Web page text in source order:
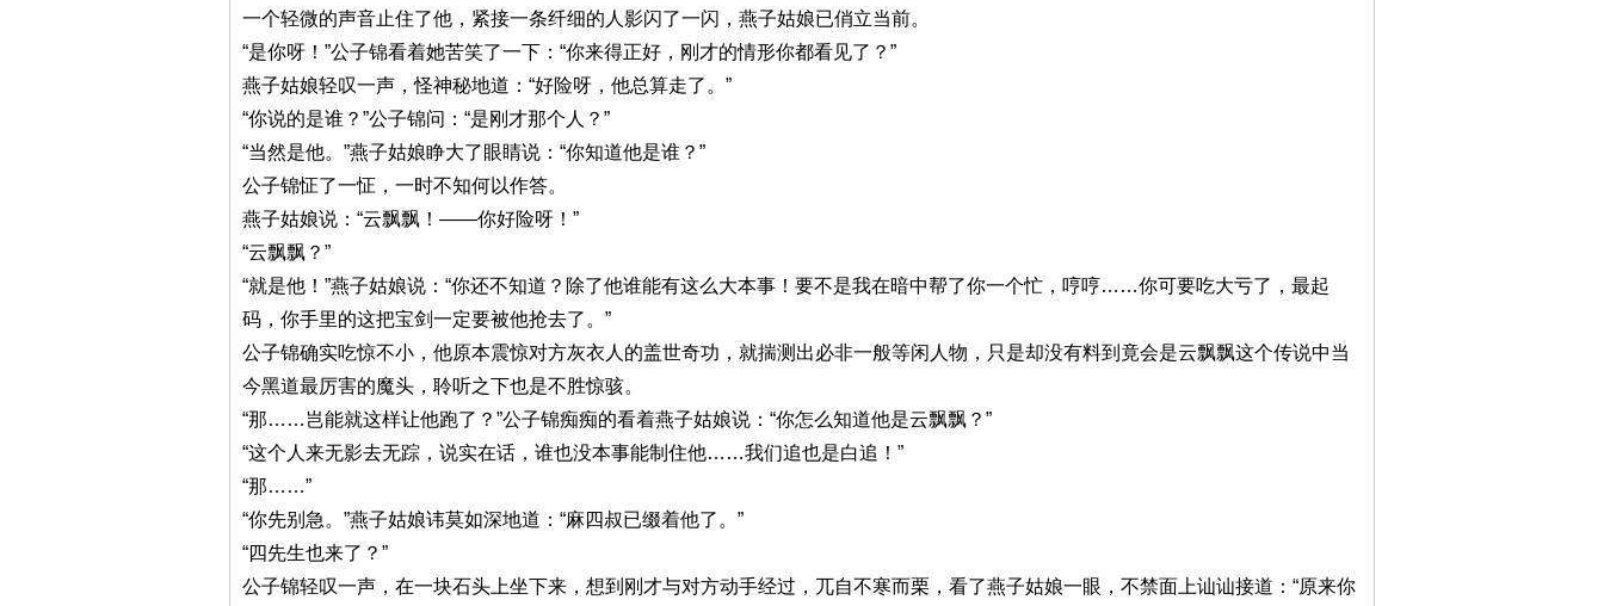
一个轻微的声音止住了他，紧接一条纤细的人影闪了一闪，燕子姑娘已俏立当前。
“是你呀！”公子锦看着她苦笑了一下：“你来得正好，刚才的情形你都看见了？”
燕子姑娘轻叹一声，怪神秘地道：“好险呀，他总算走了。”
“你说的是谁？”公子锦问：“是刚才那个人？”
“当然是他。”燕子姑娘睁大了眼睛说：“你知道他是谁？”
公子锦怔了一怔，一时不知何以作答。
燕子姑娘说：“云飘飘！——你好险呀！”
“云飘飘？”
“就是他！”燕子姑娘说：“你还不知道？除了他谁能有这么大本事！要不是我在暗中帮了你一个忙，哼哼……你可要吃大亏了，最起
码，你手里的这把宝剑一定要被他抢去了。”
公子锦确实吃惊不小，他原本震惊对方灰衣人的盖世奇功，就揣测出必非一般等闲人物，只是却没有料到竟会是云飘飘这个传说中当
今黑道最厉害的魔头，聆听之下也是不胜惊骇。
“那……岂能就这样让他跑了？”公子锦痴痴的看着燕子姑娘说：“你怎么知道他是云飘飘？”
“这个人来无影去无踪，说实在话，谁也没本事能制住他……我们追也是白追！”
“那……”
“你先别急。”燕子姑娘讳莫如深地道：“麻四叔已缀着他了。”
“四先生也来了？”
公子锦轻叹一声，在一块石头上坐下来，想到刚才与对方动手经过，兀自不寒而栗，看了燕子姑娘一眼，不禁面上讪讪接道：“原来你